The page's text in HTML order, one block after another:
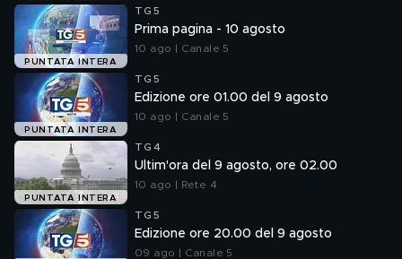
PUNTATA INTERA
TG5
Prima pagina - 10 agosto
10 ago | Canale 5
PUNTATA INTERA
TG5
Edizione ore 01.00 del 9 agosto
10 ago | Canale 5
PUNTATA INTERA
TG4
Ultim'ora del 9 agosto, ore 02.00
10 ago | Rete 4
TG5
Edizione ore 20.00 del 9 agosto
09 ago | Canale 5